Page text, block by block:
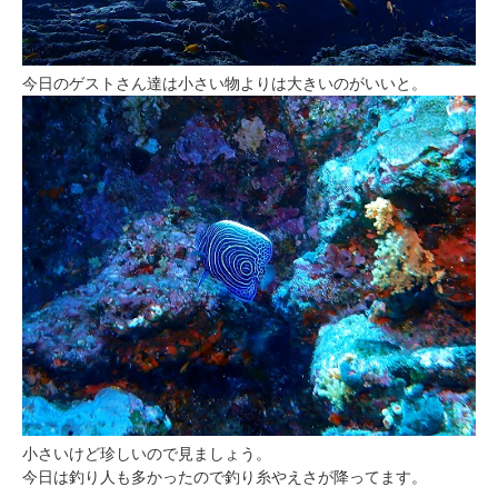
今日のゲストさん達は小さい物よりは大きいのがいいと。
小さいけど珍しいので見ましょう。
今日は釣り人も多かったので釣り糸やえさが降ってます。